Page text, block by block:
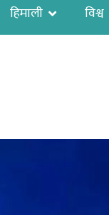
हिमाली विश्व